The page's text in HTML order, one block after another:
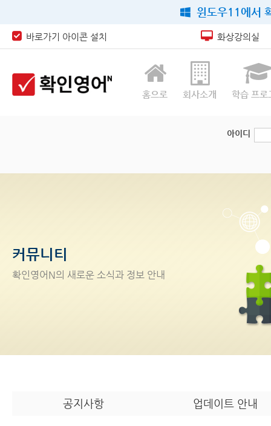
윈도우11에서
바로가기 아이콘 설치 화상강의실
홈으로 회사소개 학습 프로
아이디
커뮤니티
확인영어 N의 새로운 소식과 정보 안내
공지사항 업데이트 안내